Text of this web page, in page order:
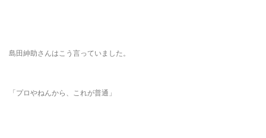
島田紳助さんはこう言っていました。
「プロやねんから、これが普通」